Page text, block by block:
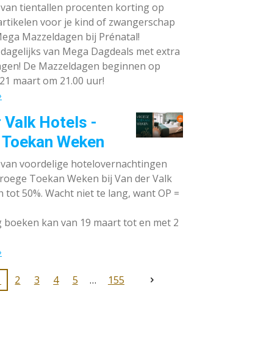
tientallen procenten korting op
voor je kind of zwangerschap
Mazzeldagen bij Prénatal!
van Mega Dagdeals met extra
De Mazzeldagen beginnen op
maart om 21.00 uur!
Valk Hotels -
Weken
voordelige hotelovernachtingen
Toekan Weken bij Van der Valk
tot 50%. Wacht niet te lang, want OP =
boeken kan van 19 maart tot en met 2
2 3 4 5 155